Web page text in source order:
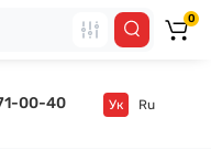
00-40 Ук Ru
0